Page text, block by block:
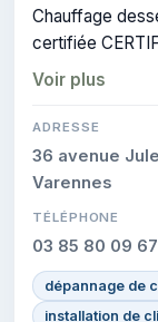
Chauffage
certifiée
interventions
Voir plus
ADRESSE
36 avenue
Varennes
TÉLÉPHONE
03 85 80 09 67
dépannage de
installation de